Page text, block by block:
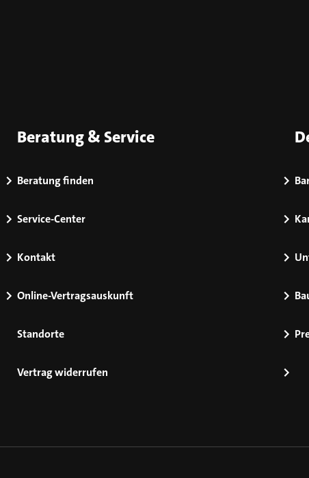
Beratung & Service
Beratung finden
Service-Center
Kontakt
Online-Vertragsauskunft
Standorte
Vertrag widerrufen